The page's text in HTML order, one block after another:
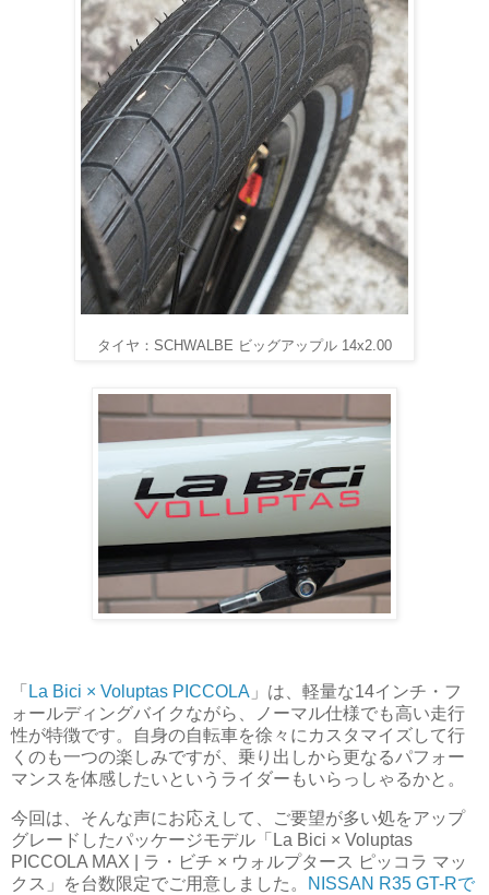
タイヤ：SCHWALBE ビッグアップル 14x2.00
「 La Bici × Voluptas PICCOLA 」は、軽量な14インチ・フ
ォールディングバイクながら、ノーマル仕様でも高い走行
性が特徴です。自身の自転車を徐々にカスタマイズして行
くのも一つの楽しみですが、乗り出しから更なるパフォー
マンスを体感したいというライダーもいらっしゃるかと。
今回は、そんな声にお応えして、ご要望が多い処をアップ
グレードしたパッケージモデル「La Bici × Voluptas
PICCOLA MAX | ラ・ビチ × ウォルプタース ピッコラ マッ
クス」を台数限定でご用意しました。
NISSAN R35 GT-Rで